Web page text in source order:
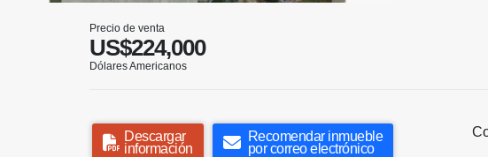
Precio de venta
US$224,000
Dólares Americanos
Descargar
información
Recomendar inmueble
por correo electrónico